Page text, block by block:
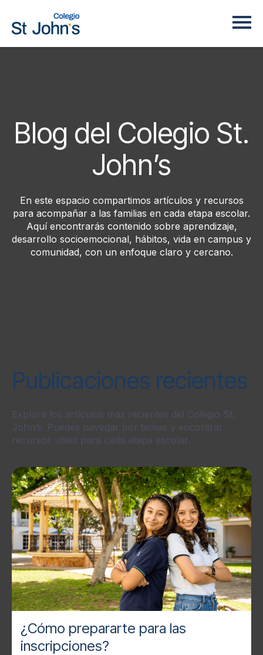
Blog del Colegio St.
John’s
En este espacio compartimos artículos y recursos
para acompañar a las familias en cada etapa escolar.
Aquí encontrarás contenido sobre aprendizaje,
desarrollo socioemocional, hábitos, vida en campus y
comunidad, con un enfoque claro y cercano.
Publicaciones recientes
Explora los artículos más recientes del Colegio St.
John’s. Puedes navegar por temas y encontrar
recursos útiles para cada etapa escolar.
¿Cómo prepararte para las
inscripciones?